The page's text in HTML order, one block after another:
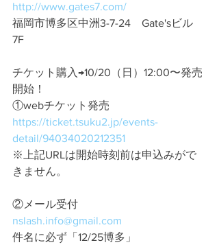
http://www.gates7.com/
福岡市博多区中洲3-7-24　Gate'sビル
7F
チケット購入→10/20（日）12:00〜発売
開始！
①webチケット発売
https://ticket.tsuku2.jp/events-
detail/94034020212351
※上記URLは開始時刻前は申込みがで
きません。
②メール受付
nslash.info@gmail.com
件名に必ず「12/25博多」